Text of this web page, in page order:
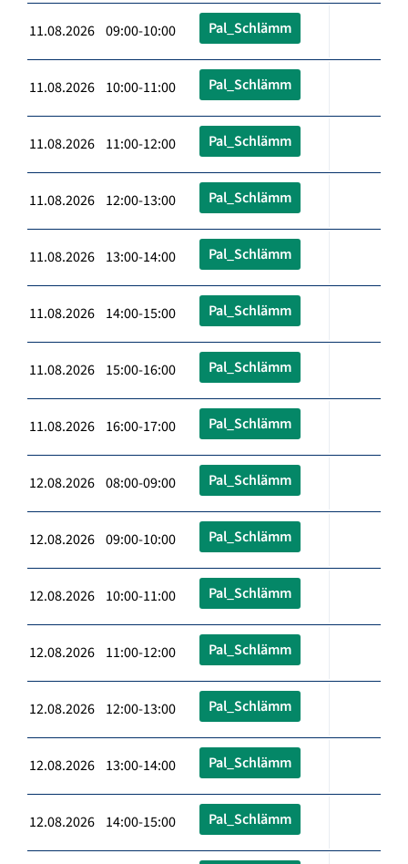
11.08.2026 09:00-10:00 Pal_Schlämm
11.08.2026 10:00-11:00 Pal_Schlämm
11.08.2026 11:00-12:00 Pal_Schlämm
11.08.2026 12:00-13:00 Pal_Schlämm
11.08.2026 13:00-14:00 Pal_Schlämm
11.08.2026 14:00-15:00 Pal_Schlämm
11.08.2026 15:00-16:00 Pal_Schlämm
11.08.2026 16:00-17:00 Pal_Schlämm
12.08.2026 08:00-09:00 Pal_Schlämm
12.08.2026 09:00-10:00 Pal_Schlämm
12.08.2026 10:00-11:00 Pal_Schlämm
12.08.2026 11:00-12:00 Pal_Schlämm
12.08.2026 12:00-13:00 Pal_Schlämm
12.08.2026 13:00-14:00 Pal_Schlämm
12.08.2026 14:00-15:00 Pal_Schlämm